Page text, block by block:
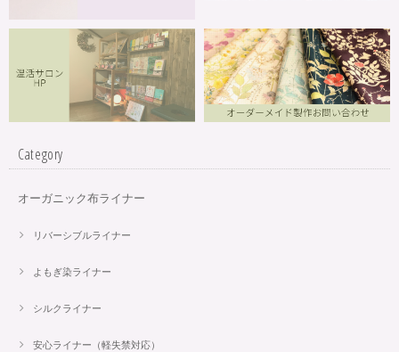
Category
オーガニック布ライナー
リバーシブルライナー
よもぎ染ライナー
シルクライナー
安心ライナー（軽失禁対応）